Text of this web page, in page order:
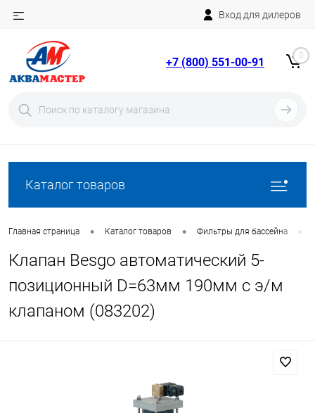
Вход для дилеров
+7 (800) 551-00-91 0
Каталог товаров
Главная страница • Каталог товаров • Фильтры для бассейна •
Клапан Besgo автоматический 5-
позиционный D=63мм 190мм с э/м
клапаном (083202)